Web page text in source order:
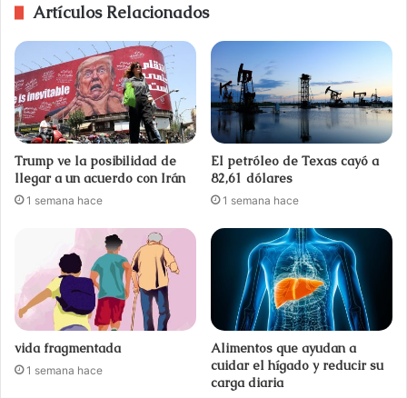
Artículos Relacionados
Trump ve la posibilidad de
llegar a un acuerdo con Irán
1 semana hace
El petróleo de Texas cayó a
82,61 dólares
1 semana hace
vida fragmentada
1 semana hace
Alimentos que ayudan a
cuidar el hígado y reducir su
carga diaria